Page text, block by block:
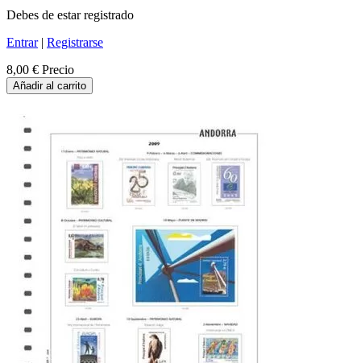
Debes de estar registrado
Entrar| Registrarse
8,00 € Precio
Añadir al carrito